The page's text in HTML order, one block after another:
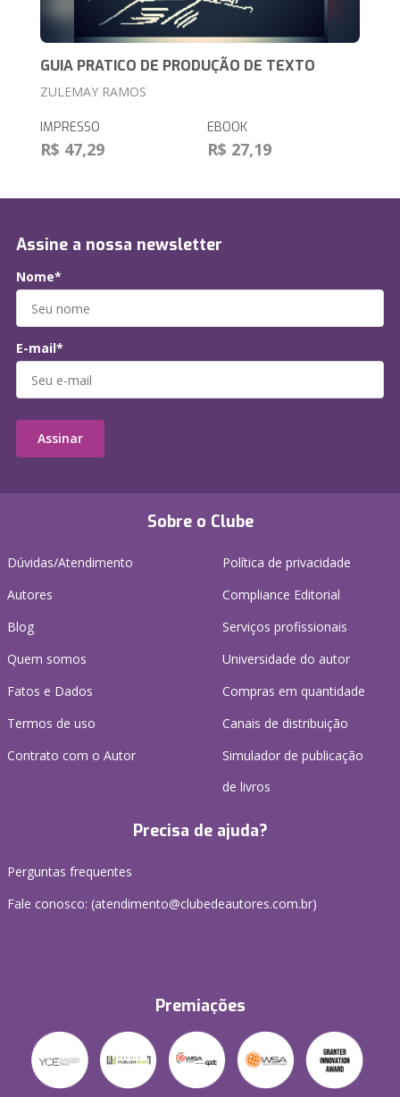
GUIA PRATICO DE PRODUÇÃO DE TEXTO
ZULEMAY RAMOS
IMPRESSO
R$ 47,29
EBOOK
R$ 27,19
Sobre o Clube
Dúvidas/Atendimento
Autores
Blog
Quem somos
Fatos e Dados
Termos de uso
Contrato com o Autor
Política de privacidade
Compliance Editorial
Serviços profissionais
Universidade do autor
Compras em quantidade
Canais de distribuição
Simulador de publicação
de livros
Precisa de ajuda?
Perguntas frequentes
Fale conosco: (atendimento@clubedeautores.com.br)
Premiações
Assine a nossa newsletter
Nome*
E-mail*
Assinar